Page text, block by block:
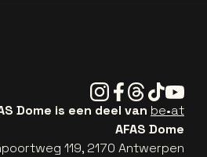
Instagram
Facebook
Threads
TiktokYoutube
Dome is een deel van be•at
AFAS Dome
119, 2170 Antwerpen